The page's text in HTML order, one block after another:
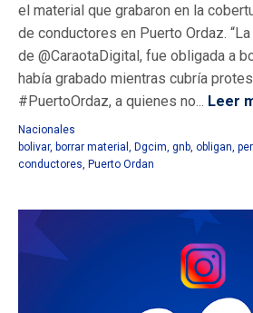
el material que grabaron en la
de conductores en Puerto Ordaz.
de @CaraotaDigital, fue obligada a
había grabado mientras cubría
#PuertoOrdaz, a quienes no... Leer
Nacionales
bolivar, borrar material , Dgcim, gnb, obligan,
conductores, Puerto Ordan